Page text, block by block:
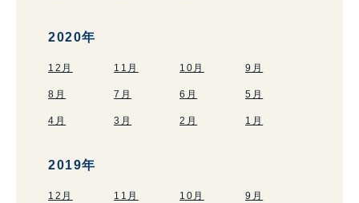
2020年
12月 11月 10月 9月
8月 7月 6月 5月
4月 3月 2月 1月
2019年
12月 11月 10月 9月